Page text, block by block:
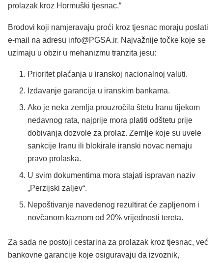
prolazak kroz Hormuški tjesnac.“
Brodovi koji namjeravaju proći kroz tjesnac moraju poslati
e-mail na adresu info@PGSA.ir. Najvažnije točke koje se
uzimaju u obzir u mehanizmu tranzita jesu:
Prioritet plaćanja u iranskoj nacionalnoj valuti.
Izdavanje garancija u iranskim bankama.
Ako je neka zemlja prouzročila štetu Iranu tijekom
nedavnog rata, najprije mora platiti odštetu prije
dobivanja dozvole za prolaz. Zemlje koje su uvele
sankcije Iranu ili blokirale iranski novac nemaju
pravo prolaska.
U svim dokumentima mora stajati ispravan naziv
„Perzijski zaljev“.
Nepoštivanje navedenog rezultirat će zapljenom i
novčanom kaznom od 20% vrijednosti tereta.
Za sada ne postoji cestarina za prolazak kroz tjesnac, već
bankovne garancije koje osiguravaju da izvoznik,